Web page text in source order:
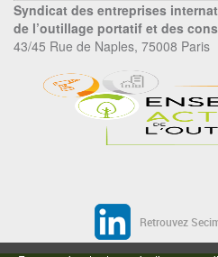
Syndicat des entreprises
de l’outillage portatif et des
43/45 Rue de Naples, 75008 Paris
Retrouvez